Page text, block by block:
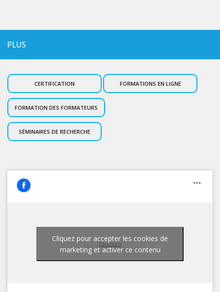
PLUS
CERTIFICATION FORMATIONS EN LIGNE
FORMATION DES FORMATEURS
SÉMINAIRES DE RECHERCHE
Facebook
Cliquez pour accepter les cookies de
marketing et activer ce contenu